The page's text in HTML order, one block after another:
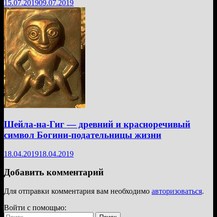
15.07.201909.07.2019
Шейла-на-Гиг — древний и красноречивый
символ Богини-подательницы жизни
18.04.201918.04.2019
Добавить комментарий
Для отправки комментария вам необходимо авторизоваться.
Войти с помощью: